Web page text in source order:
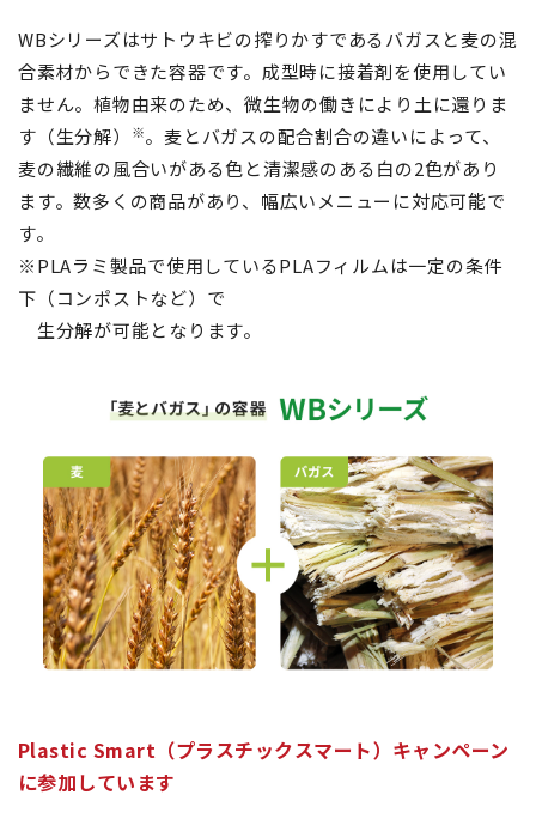
WBシリーズはサトウキビの搾りかすであるバガスと麦の混
合素材からできた容器です。成型時に接着剤を使用してい
ません。植物由来のため、微生物の働きにより土に還りま
す（生分解）
※。麦とバガスの配合割合の違いによって、
麦の繊維の風合いがある色と清潔感のある白の2色があり
ます。数多くの商品があり、幅広いメニューに対応可能で
す。
※PLAラミ製品で使用しているPLAフィルムは一定の条件
下（コンポストなど）で
生分解が可能となります。
Plastic Smart（プラスチックスマート）キャンペーン
に参加しています